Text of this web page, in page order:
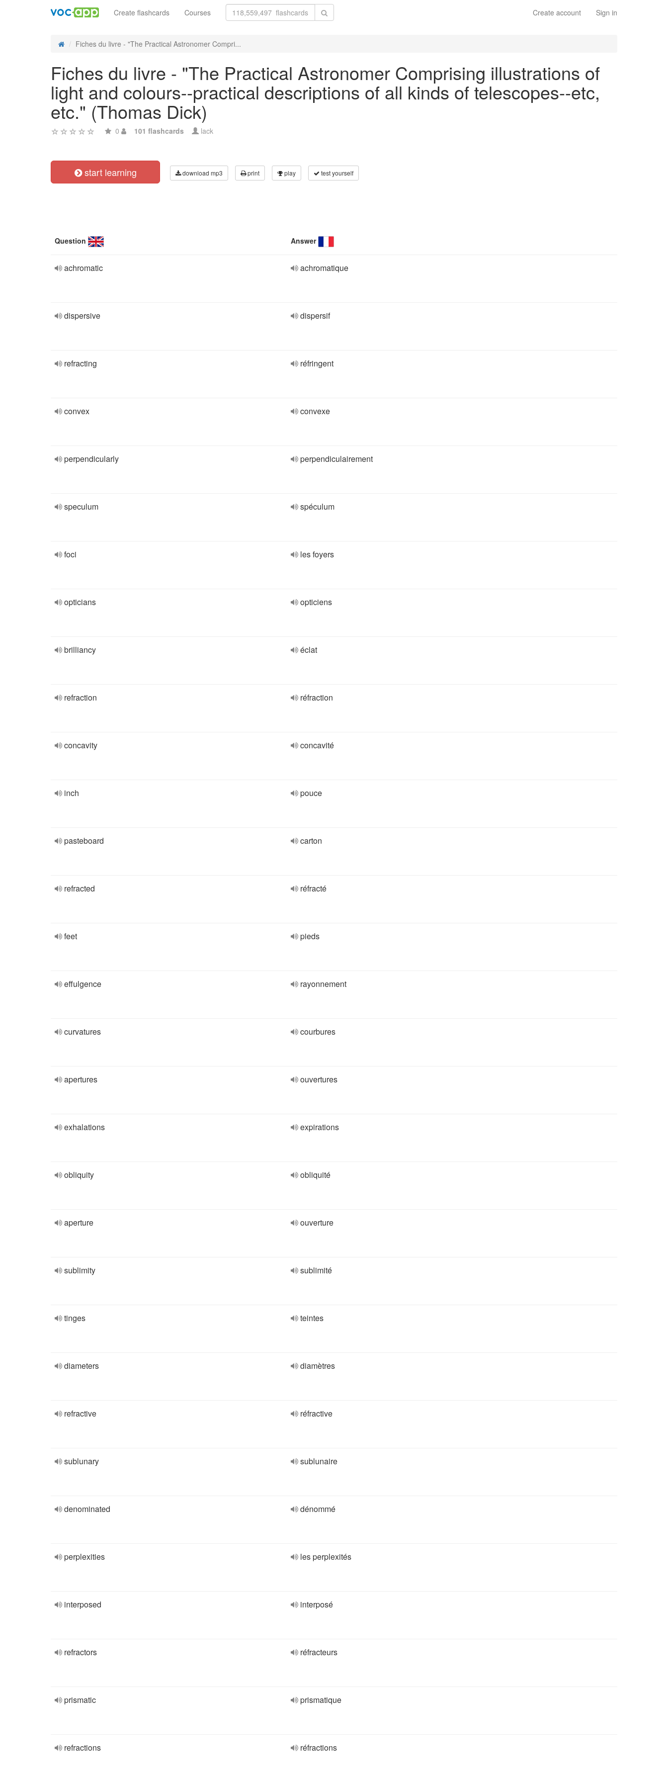
Create account Sign in
Create flashcards Courses
Fiches du livre - "The Practical Astronomer Compri...
Fiches du livre - "The Practical Astronomer Comprising illustrations of
light and colours--practical descriptions of all kinds of telescopes--etc,
etc." (Thomas Dick)
0 101 flashcards lack
start learning download mp3 print play test yourself
Question Answer
achromatic achromatique
dispersive dispersif
refracting réfringent
convex convexe
perpendicularly perpendiculairement
speculum spéculum
foci les foyers
opticians opticiens
brilliancy éclat
refraction réfraction
concavity concavité
inch pouce
pasteboard carton
refracted réfracté
feet pieds
effulgence rayonnement
curvatures courbures
apertures ouvertures
exhalations expirations
obliquity obliquité
aperture ouverture
sublimity sublimité
tinges teintes
diameters diamètres
refractive réfractive
sublunary sublunaire
denominated dénommé
perplexities les perplexités
interposed interposé
refractors réfracteurs
prismatic prismatique
refractions réfractions